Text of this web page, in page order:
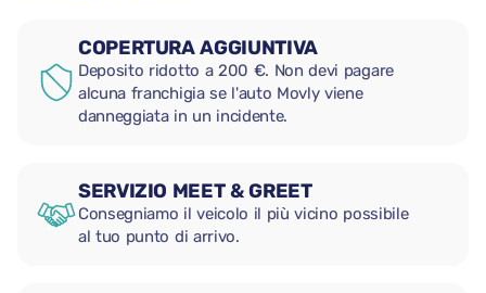
COPERTURA AGGIUNTIVA
Deposito ridotto a 200 €. Non devi pagare
alcuna franchigia se l'auto Movly viene
danneggiata in un incidente.
SERVIZIO MEET & GREET
Consegniamo il veicolo il più vicino possibile
al tuo punto di arrivo.